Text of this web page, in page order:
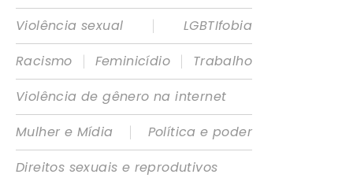
Violência sexual
|
LGBTIfobia
Racismo
| Feminicídio |
Trabalho
Violência de gênero na internet
Mulher e Mídia
|
Política e poder
Direitos sexuais e reprodutivos